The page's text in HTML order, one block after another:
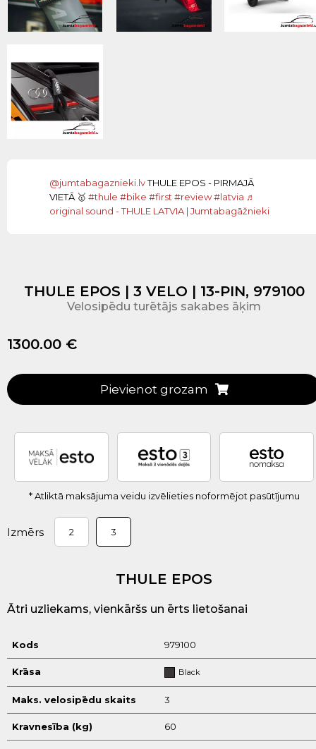
@jumtabagaznieki.lvTHULE EPOS - PIRMAJĀ
VIETĀ 🥇 #thule #bike #first #review#latvia ♬
original sound - THULE LATVIA | Jumtabagāžnieki
THULE EPOS | 3 VELO | 13-PIN, 979100
Velosipēdu turētājs sakabes āķim
1300.00 €
Pievienot grozam
* Atliktā maksājuma veidu izvēlieties noformējot pasūtījumu
Izmērs 2 3
THULE EPOS
Ātri uzliekams, vienkāršs un ērts lietošanai
Kods 979100
Krāsa Black
Maks. velosipēdu skaits 3
Kravnesība (kg) 60